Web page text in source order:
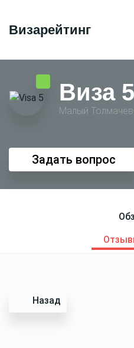
Визарейтинг
Виза 5
Малый
Задать вопрос
Назад